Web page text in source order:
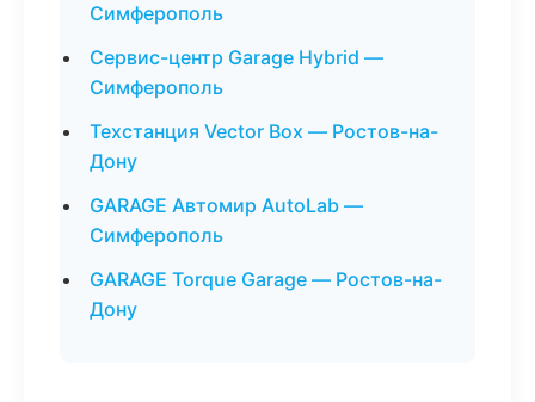
Симферополь
Сервис-центр Garage Hybrid —
Симферополь
Техстанция Vector Box — Ростов-на-
Дону
GARAGE Автомир AutoLab —
Симферополь
GARAGE Torque Garage — Ростов-на-
Дону